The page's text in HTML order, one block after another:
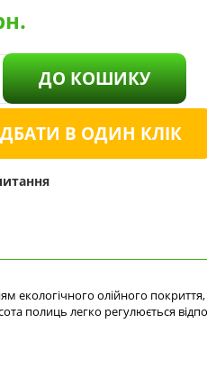
ДО КОШИКУ
В ОДИН КЛІК
олійного
полиць легко